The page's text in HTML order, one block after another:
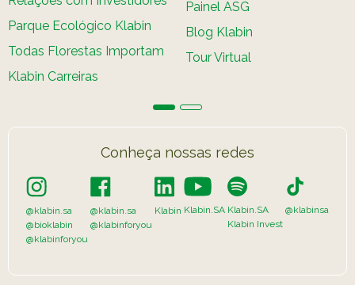
Parque Ecológico Klabin
Todas Florestas Importam
Klabin Carreiras
Painel ASG
Blog Klabin
Tour Virtual
Conheça nossas redes
@klabin.sa
@bioklabin
@klabinforyou
@klabin.sa
@klabinforyou
Klabin Klabin.SA Klabin.SA
Klabin Invest
@klabinsa